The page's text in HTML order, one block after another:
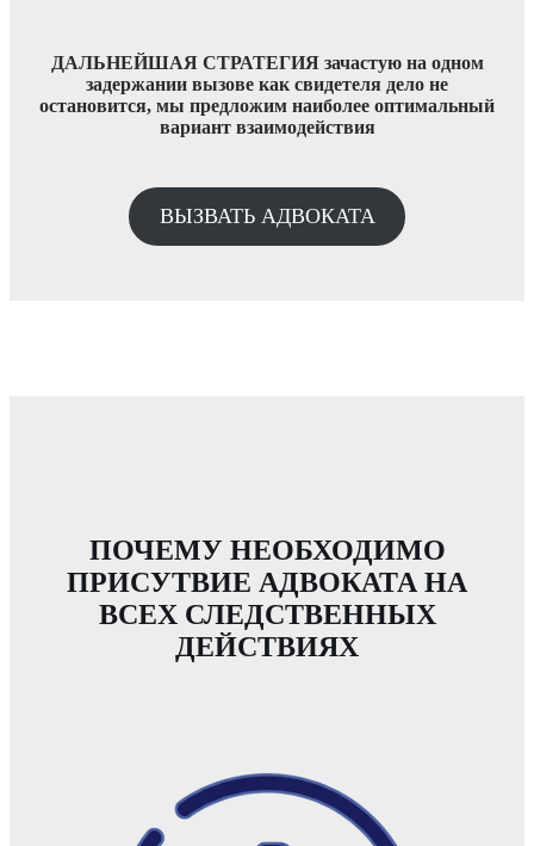
ДАЛЬНЕЙШАЯ СТРАТЕГИЯ зачастую на одном
задержании вызове как свидетеля дело не
остановится, мы предложим наиболее оптимальный
вариант взаимодействия
ВЫЗВАТЬ АДВОКАТА
ПОЧЕМУ НЕОБХОДИМО
ПРИСУТВИЕ АДВОКАТА НА
ВСЕХ СЛЕДСТВЕННЫХ
ДЕЙСТВИЯХ